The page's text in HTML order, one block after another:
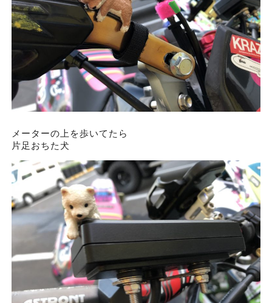
メーターの上を歩いてたら
片足おちた犬